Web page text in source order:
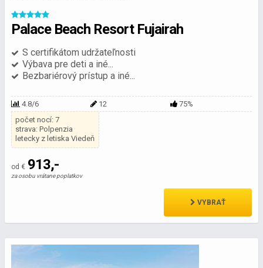
Palace Beach Resort Fujairah
S certifikátom udržateľnosti
Výbava pre deti a iné...
Bezbariérový prístup a iné...
4.8/6 12
75%
počet nocí: 7
strava: Polpenzia
letecky z letiska Viedeň
od € 913,-
za osobu vrátane poplatkov
VYBRAŤ